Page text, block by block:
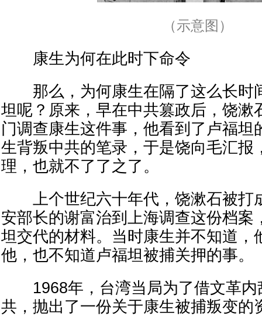
（示意图）
康生为何在此时下命令
那么，为何康生在隔了这么长时
坦呢？原来，早在中共篡政后，饶漱
门调查康生这件事，他看到了卢福坦
生背叛中共的笔录，于是饶向毛汇报
理，也就不了了之了。
上个世纪六十年代，饶漱石被打
安部长的谢富治到上海调查这份档案
坦交代的材料。当时康生并不知道，
他，也不知道卢福坦被捕关押的事。
1968年，台湾当局为了借文革内
共，抛出了一份关于康生被捕叛变的